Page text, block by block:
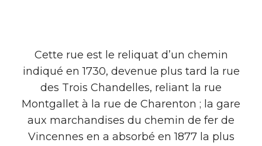
Cette rue est le reliquat d’un chemin
indiqué en 1730, devenue plus tard la rue
des Trois Chandelles, reliant la rue
Montgallet à la rue de Charenton ; la gare
aux marchandises du chemin de fer de
Vincennes en a absorbé en 1877 la plus